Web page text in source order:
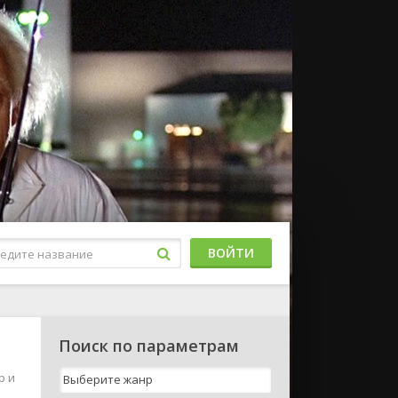
ВОЙТИ
и
Поиск по параметрам